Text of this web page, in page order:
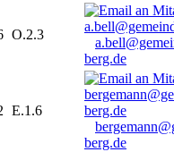
O.2.3
berg.de
E.1.6
berg.de